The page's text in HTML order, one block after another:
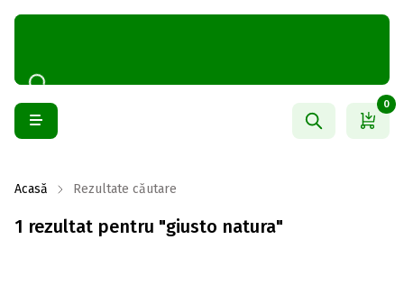
0
Acasă Rezultate căutare
1 rezultat pentru "giusto natura"